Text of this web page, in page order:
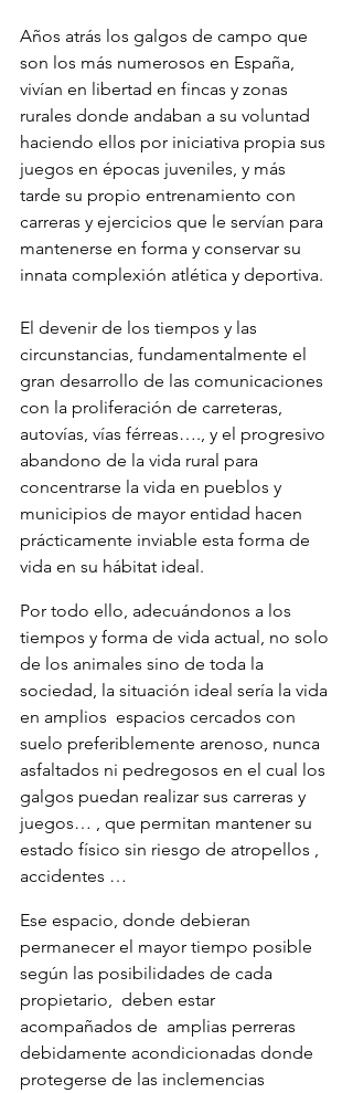
Años atrás los galgos de campo que
son los más numerosos en España,
vivían en libertad en fincas y zonas
rurales donde andaban a su voluntad
haciendo ellos por iniciativa propia sus
juegos en épocas juveniles, y más
tarde su propio entrenamiento con
carreras y ejercicios que le servían para
mantenerse en forma y conservar su
innata complexión atlética y deportiva.
El devenir de los tiempos y las
circunstancias, fundamentalmente el
gran desarrollo de las comunicaciones
con la proliferación de carreteras,
autovías, vías férreas…., y el progresivo
abandono de la vida rural para
concentrarse la vida en pueblos y
municipios de mayor entidad hacen
prácticamente inviable esta forma de
vida en su hábitat ideal.
Por todo ello, adecuándonos a los
tiempos y forma de vida actual, no solo
de los animales sino de toda la
sociedad, la situación ideal sería la vida
en amplios  espacios cercados con
suelo preferiblemente arenoso, nunca
asfaltados ni pedregosos en el cual los
galgos puedan realizar sus carreras y
juegos… , que permitan mantener su
estado físico sin riesgo de atropellos ,
accidentes …
Ese espacio, donde debieran
permanecer el mayor tiempo posible
según las posibilidades de cada
propietario,  deben estar
acompañados de  amplias perreras
debidamente acondicionadas donde
protegerse de las inclemencias